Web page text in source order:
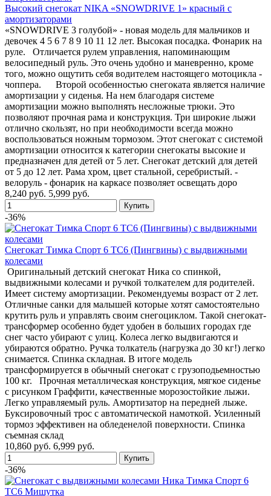
Высокий снегокат NIKA «SNOWDRIVE 1» красный с
амортизаторами
«SNOWDRIVE 3 голубой» - новая модель для мальчиков и
девочек 4 5 6 7 8 9 10 11 12 лет. Высокая посадка. Фонарик на
руле. Отличается рулем управления, напоминающим
велосипедный руль. Это очень удобно и маневренно, кроме
того, можно ощутить себя водителем настоящего мотоцикла -
чоппера. Второй особенностью снегоката является наличие
амортизации у сиденья. На нем благодаря системе
амортизации можно выполнять несложные трюки. Это
позволяют прочная рама и конструкция. Три широкие лыжи
отлично скользят, но при необходимости всегда можно
воспользоваться ножным тормозом. Этот снегокат с системой
амортизации относится к категории снегокаты высокие и
предназначен для детей от 5 лет. Снегокат детский для детей
от 5 до 12 лет. Рама хром, цвет стальной, серебристый. -
велоруль - фонарик на каркасе позволяет освещать доро
8,240 руб. 5,999 руб.
-36%
Снегокат Тимка Спорт 6 ТС6 (Пингвины) с выдвижными
колесами
Оригинальный детский снегокат Ника со спинкой,
выдвижными колесами и ручкой толкателем для родителей.
Имеет систему амортизации. Рекомендуемы возраст от 2 лет.
Отличные санки для малышей которые хотят самостоятельно
крутить руль и управлять своим снегоциклом. Такой снегокат-
трансформер особенно будет удобен в больших городах где
снег часто убирают с улиц. Колеса легко выдвигаются и
убираются обратно. Ручка толкатель (нагрузка до 30 кг!) легко
снимается. Спинка складная. В итоге модель
трансформируется в обычный снегокат с грузоподьемностью
100 кг. Прочная металлическая конструкция, мягкое сиденье
с рисунком Граффити, качественные морозостойкие лыжи.
Легко управляемый руль. Амортизатор на передней лыже.
Буксировочный трос с автоматической намоткой. Усиленный
тормоз эффективен на обледенелой поверхности. Спинка
съемная склад
10,860 руб. 6,999 руб.
-36%